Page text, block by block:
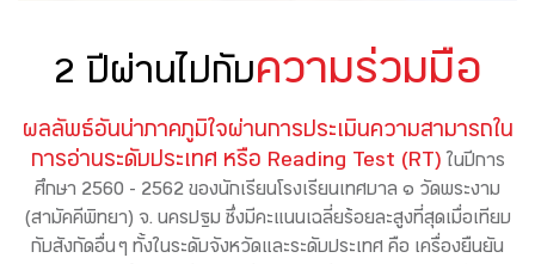
2 ปีผ่านไปกับความร่วมมือ
ผลลัพธ์อันน่าภาคภูมิใจผ่านการประเมินความสามารถใน
การอ่านระดับประเทศ หรือ Reading Test (RT) ในปีการ
ศึกษา 2560 - 2562 ของนักเรียนโรงเรียนเทศบาล ๑ วัดพระงาม
(สามัคคีพิทยา) จ. นครปฐม ซึ่งมีคะแนนเฉลี่ยร้อยละสูงที่สุดเมื่อเทียบ
กับสังกัดอื่น ๆ ทั้งในระดับจังหวัดและระดับประเทศ คือ เครื่องยืนยัน